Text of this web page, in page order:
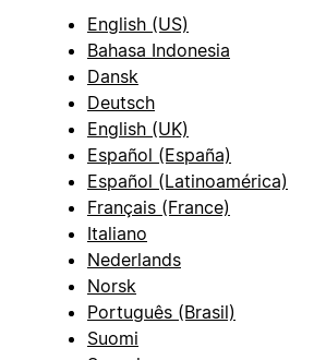
English (US)
Bahasa Indonesia
Dansk
Deutsch
English (UK)
Español (España)
Español (Latinoamérica)
Français (France)
Italiano
Nederlands
Norsk
Português (Brasil)
Suomi